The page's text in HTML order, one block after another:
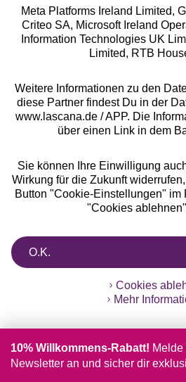
Gratis Versand ab50 €
°Punkte sammeln
Beratung
Rechtliches
Meta Platforms Ireland Limited,
Criteo SA, Microsoft Ireland
Information Technologies UK
Limited, RTB
Weitere Informationen zu den
diese Partner findest Du in der
www.lascana.de / APP. Die
über einen Link in dem
Sie können Ihre Einwilligung
Wirkung für die Zukunft
Button "Cookie-Einstellungen" im
"Cookies
O.K.
Cookies
Mehr
10% Willkommens-Rabatt!
Newsletter an und sicher dir